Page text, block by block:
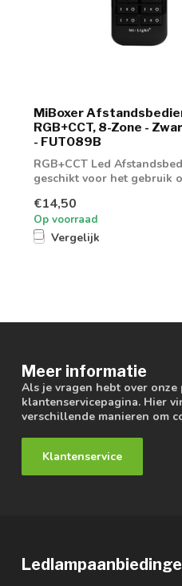
MiBoxer
RGB+CCT, 8-Zone -
- FUT089B
RGB+CCT Led
geschikt voor het gebruik
€14,50
Op voorraad
Vergelijk
Meer informatie
Als je vragen hebt over
klantenservicepagina. Hier
verschillende manieren om
Klantenservice